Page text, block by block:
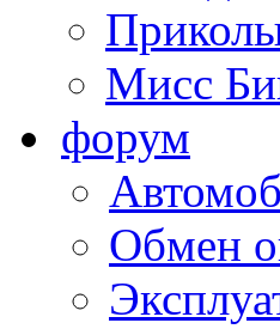
Мисс
форум
Обмен